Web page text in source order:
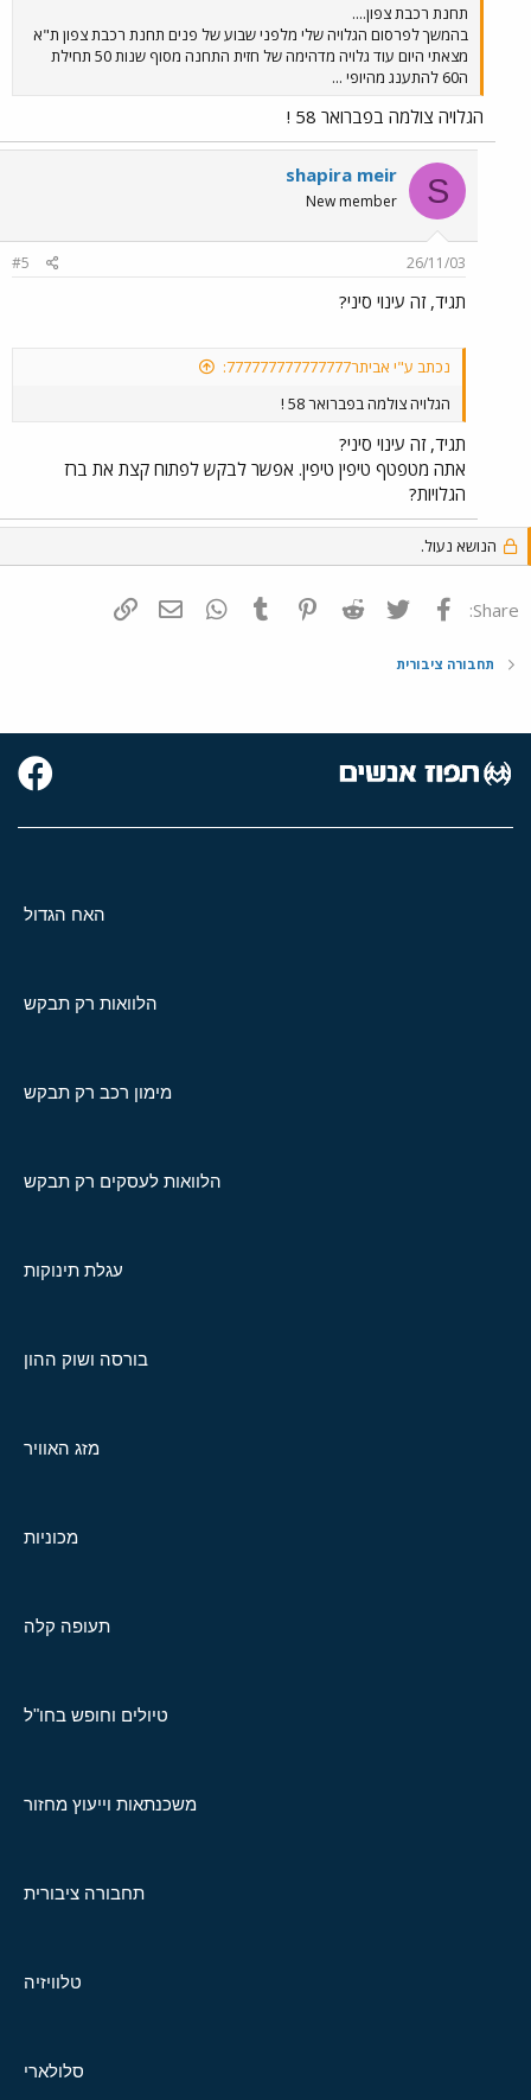
תחנת רכבת צפון....
בהמשך לפרסום הגלויה שלי מלפני שבוע של פנים תחנת רכבת צפון ת"א
מצאתי היום עוד גלויה מדהימה של חזית התחנה מסוף שנות 50 תחילת
ה60 להתענג מהיופי ...
הגלויה צולמה בפברואר 58 !
S
shapira meir
New member
26/11/03
#5
תגיד, זה עינוי סיני?
נכתב ע"י אביתר777777777777777:
הגלויה צולמה בפברואר 58 !
תגיד, זה עינוי סיני?
אתה מטפטף טיפין טיפין. אפשר לבקש לפתוח קצת את ברז
הגלויות?
הנושא נעול.
Share: פייסבוק Twitter
Reddit
Pinterest
Tumblr
WhatsAppדואר אלקטרוני
תחבורה ציבורית
האח הגדול
הלוואות רק תבקש
מימון רכב רק תבקש
הלוואות לעסקים רק תבקש
עגלת תינוקות
בורסה ושוק ההון
מזג האוויר
מכוניות
תעופה קלה
טיולים וחופש בחו"ל
משכנתאות וייעוץ מחזור
תחבורה ציבורית
טלוויזיה
סלולארי